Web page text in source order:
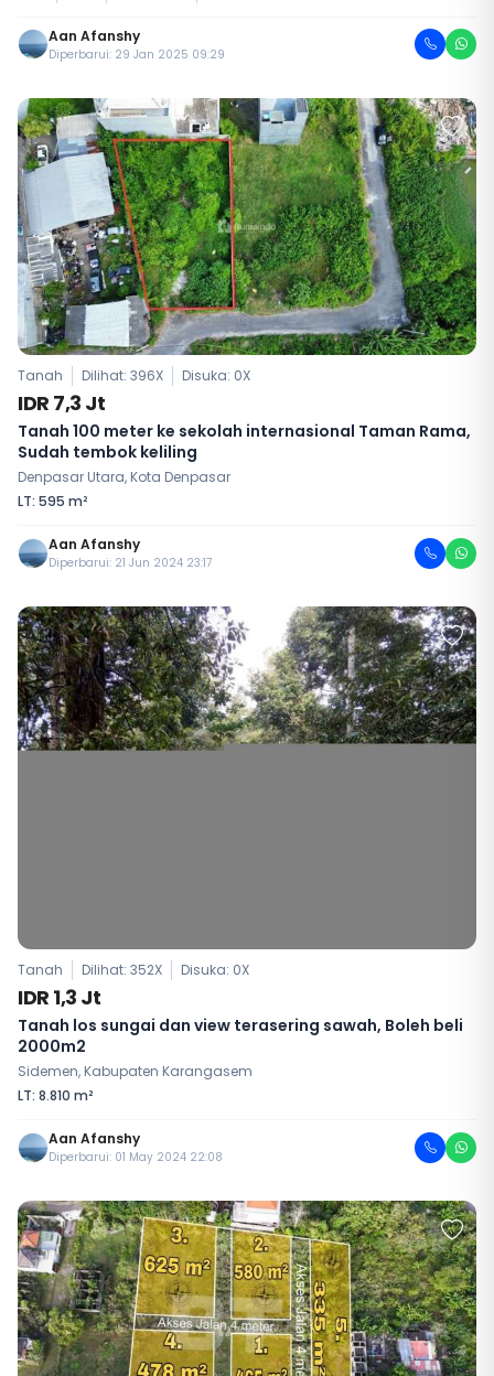
Aan Afanshy
Diperbarui: 29 Jan 2025 09:29
Tanah Dilihat: 396X Disuka: 0X
IDR 7,3 Jt
Tanah 100 meter ke sekolah internasional Taman Rama,
Sudah tembok keliling
Denpasar Utara, Kota Denpasar
LT: 595 m²
Aan Afanshy
Diperbarui: 21 Jun 2024 23:17
Tanah Dilihat: 352X Disuka: 0X
IDR 1,3 Jt
Tanah los sungai dan view terasering sawah, Boleh beli
2000m2
Sidemen, Kabupaten Karangasem
LT: 8.810 m²
Aan Afanshy
Diperbarui: 01 May 2024 22:08